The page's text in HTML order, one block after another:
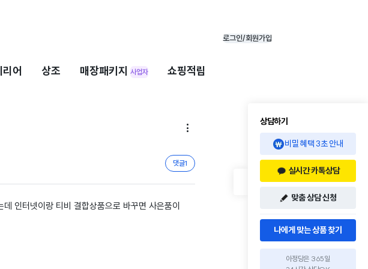
로그인/회원가입
어 상조 매장패키지 사업자 쇼핑적립

댓글1
인터넷이랑 티비 결합상품으로 바꾸면 사은품이
상담하기
비밀 혜택 3초 안내
실시간 카톡상담
맞춤 상담 신청
나에게 맞는 상품 찾기
아정당은 365일